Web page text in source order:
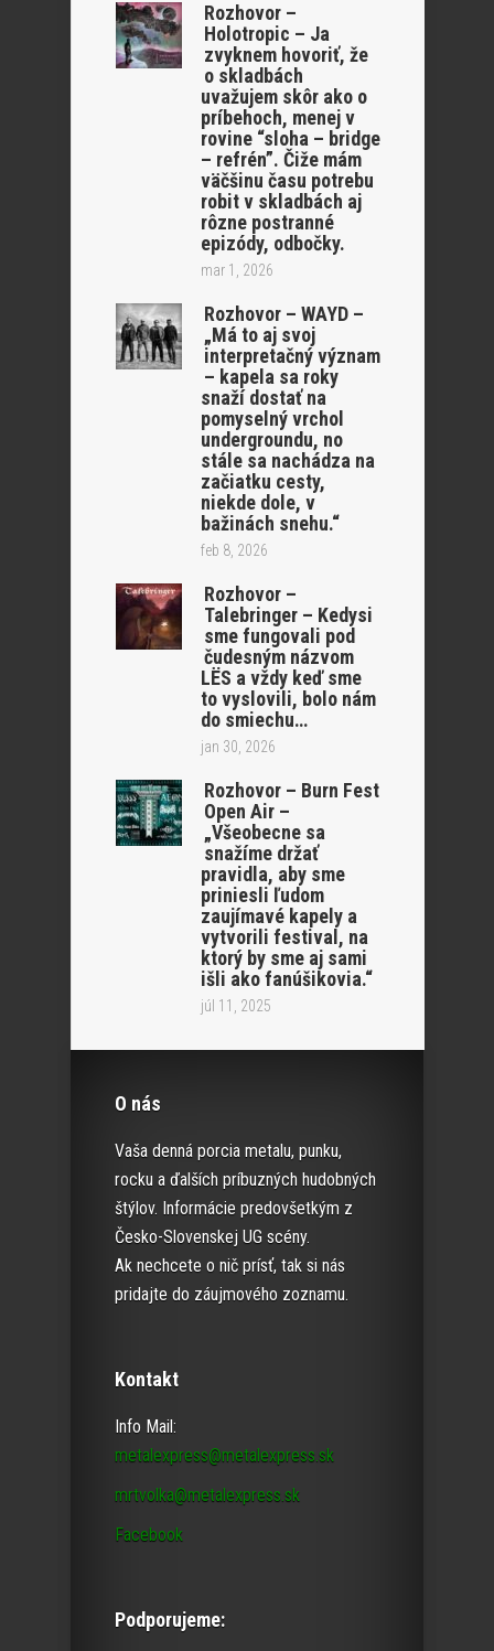
Rozhovor –
Holotropic – Ja
zvyknem hovoriť, že
o skladbách
uvažujem skôr ako o
príbehoch, menej v
rovine “sloha – bridge
– refrén”. Čiže mám
väčšinu času potrebu
robit v skladbách aj
rôzne postranné
epizódy, odbočky.
mar 1, 2026
Rozhovor – WAYD –
„Má to aj svoj
interpretačný význam
– kapela sa roky
snaží dostať na
pomyselný vrchol
undergroundu, no
stále sa nachádza na
začiatku cesty,
niekde dole, v
bažinách snehu.“
feb 8, 2026
Rozhovor –
Talebringer – Kedysi
sme fungovali pod
čudesným názvom
LËS a vždy keď sme
to vyslovili, bolo nám
do smiechu…
jan 30, 2026
Rozhovor – Burn Fest
Open Air –
„Všeobecne sa
snažíme držať
pravidla, aby sme
priniesli ľudom
zaujímavé kapely a
vytvorili festival, na
ktorý by sme aj sami
išli ako fanúšikovia.“
júl 11, 2025
O nás
Vaša denná porcia metalu, punku,
rocku a ďalších príbuzných hudobných
štýlov. Informácie predovšetkým z
Česko-Slovenskej UG scény.
Ak nechcete o nič prísť, tak si nás
pridajte do záujmového zoznamu.
Kontakt
Info Mail:
metalexpress@metalexpress.sk
mrtvolka@metalexpress.sk
Facebook
Podporujeme: